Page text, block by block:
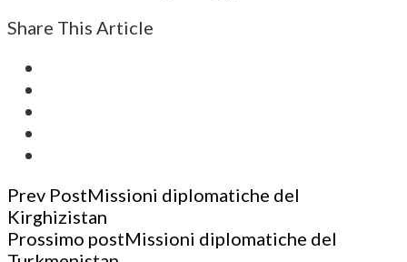
Share This Article
Post
Navigation
Prev PostMissioni diplomatiche del
Kirghizistan
Prossimo postMissioni diplomatiche del